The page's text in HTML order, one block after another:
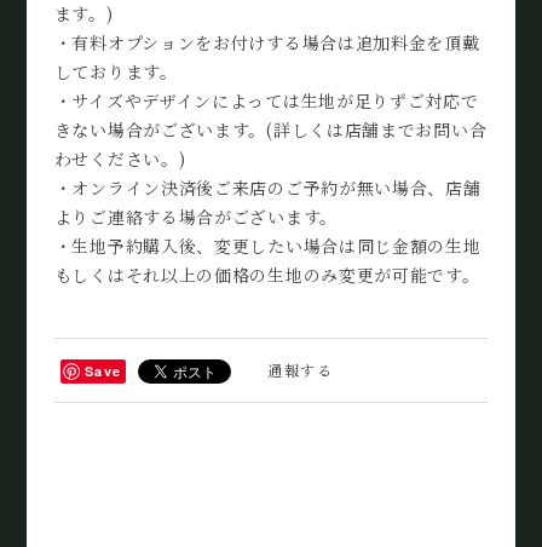
ます。)
・有料オプションをお付けする場合は追加料金を頂戴
しております。
・サイズやデザインによっては生地が足りずご対応で
きない場合がございます。(詳しくは店舗までお問い合
わせください。)
・オンライン決済後ご来店のご予約が無い場合、店舗
よりご連絡する場合がございます。
・生地予約購入後、変更したい場合は同じ金額の生地
もしくはそれ以上の価格の生地のみ変更が可能です。
Save 通報する